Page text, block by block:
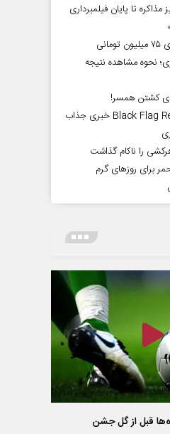
تا پایان فیلمبرداری
استعلام وام ضروری ۷۵ میلیون تومانی
نحوه مشاهده نتیجه
کشتن همسر!
بازگشت Black Flag Resynced خبری جذاب
را ناکام گذاشت
برای روز‌های گرم
قبل از گل جشن